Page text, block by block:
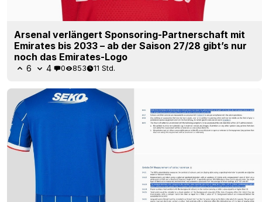
Arsenal verlängert Sponsoring-Partnerschaft mit
Emirates bis 2033 – ab der Saison 27/28 gibt’s nur
noch das Emirates-Logo
6 4 0 853 11 Std.